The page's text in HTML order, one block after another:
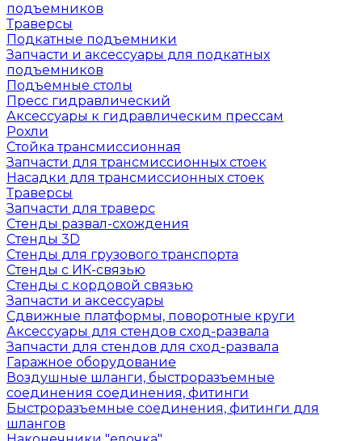
подъемников
Траверсы
Подкатные подъемники
Запчасти и аксессуары для подкатных
подъемников
Подъемные столы
Пресс гидравлический
Аксессуары к гидравлическим прессам
Рохли
Стойка трансмиссионная
Запчасти для трансмиссионных стоек
Насадки для трансмиссионных стоек
Траверсы
Запчасти для траверс
Стенды развал-схождения
Стенды 3D
Стенды для грузового транспорта
Стенды с ИК-связью
Стенды с кордовой связью
Запчасти и аксессуары
Сдвижные платформы, поворотные круги
Аксессуары для стендов сход-развала
Запчасти для стендов для сход-развала
Гаражное оборудование
Воздушные шланги, быстроразъемные
соединения соединения, фитинги
Быстроразъемные соединения, фитинги для
шлангов